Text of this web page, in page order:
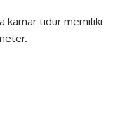
kamar tidur memiliki